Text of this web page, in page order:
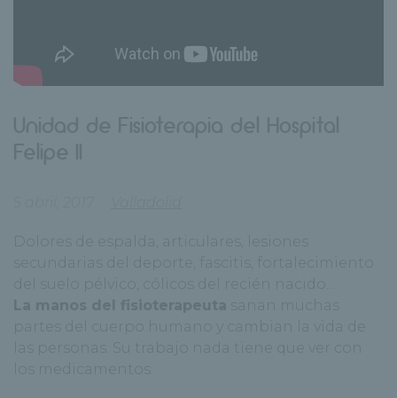
Unidad de Fisioterapia del Hospital
Felipe II
Dolores de espalda, articulares, lesiones
secundarias del deporte, fascitis, fortalecimiento
del suelo pélvico, cólicos del recién nacido…
La manos del fisioterapeuta sanan muchas
partes del cuerpo humano y cambian la vida de
las personas. Su trabajo nada tiene que ver con
los medicamentos.